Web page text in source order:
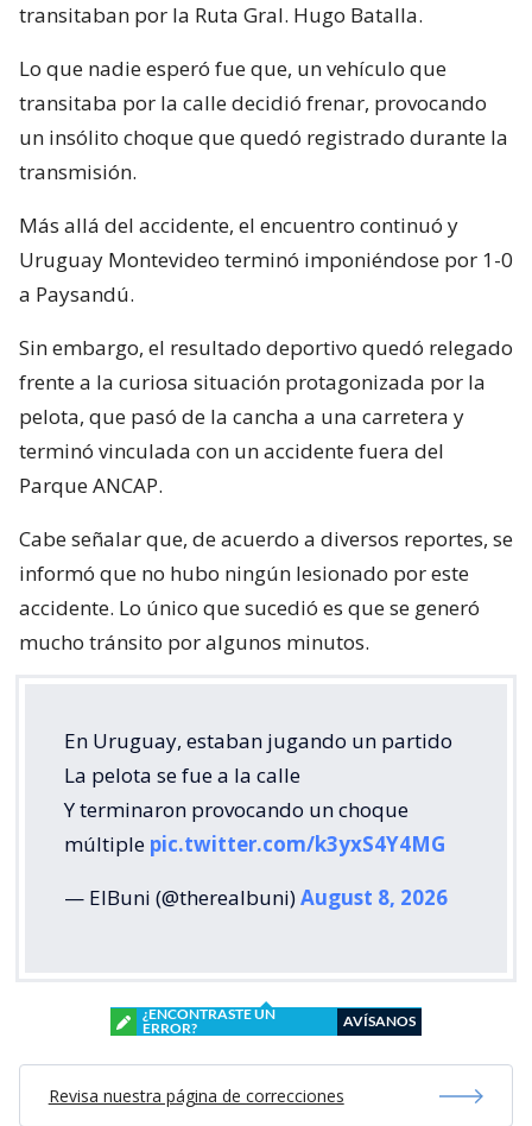
transitaban por la Ruta Gral. Hugo Batalla.
Lo que nadie esperó fue que, un vehículo que
transitaba por la calle decidió frenar, provocando
un insólito choque que quedó registrado durante la
transmisión.
Más allá del accidente, el encuentro continuó y
Uruguay Montevideo terminó imponiéndose por 1-0
a Paysandú.
Sin embargo, el resultado deportivo quedó relegado
frente a la curiosa situación protagonizada por la
pelota, que pasó de la cancha a una carretera y
terminó vinculada con un accidente fuera del
Parque ANCAP.
Cabe señalar que, de acuerdo a diversos reportes, se
informó que no hubo ningún lesionado por este
accidente. Lo único que sucedió es que se generó
mucho tránsito por algunos minutos.
En Uruguay, estaban jugando un partido
La pelota se fue a la calle
Y terminaron provocando un choque
múltiple pic.twitter.com/k3yxS4Y4MG
— ElBuni (@therealbuni)August 8, 2026
¿ENCONTRASTE UN
ERROR?
AVÍSANOS
Revisa nuestra página de correcciones